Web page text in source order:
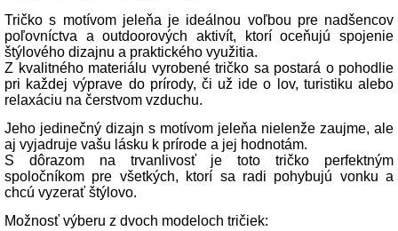
Tričko s motívom jeleňa je ideálnou voľbou pre nadšencov
poľovníctva a outdoorových aktivít, ktorí oceňujú spojenie
štýlového dizajnu a praktického využitia.
Z kvalitného materiálu vyrobené tričko sa postará o pohodlie
pri každej výprave do prírody, či už ide o lov, turistiku alebo
relaxáciu na čerstvom vzduchu.
Jeho jedinečný dizajn s motívom jeleňa nielenže zaujme, ale
aj vyjadruje vašu lásku k prírode a jej hodnotám.
S dôrazom na trvanlivosť je toto tričko perfektným
spoločníkom pre všetkých, ktorí sa radi pohybujú vonku a
chcú vyzerať štýlovo.
Možnosť výberu z dvoch modeloch tričiek: